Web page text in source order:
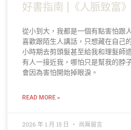
好書指南 |《人脈致富》
從小到大，我都是一個有點害怕跟
喜歡跟陌生人講話，只想藏在自己
小時期去剪頭髮甚至給我和理髮師
有人一接近我，哪怕只是幫我的脖
會因為害怕開始掉眼淚。
READ MORE »
2026 年 1 月 15 日 尚無留言